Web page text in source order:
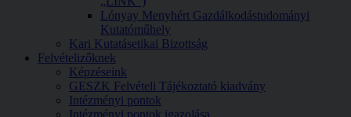
Lónyay Menyhért Gazdálkodástudományi
Kutatóműhely
Kari Kutatásetikai Bizottság
Felvételizőknek
Képzéseink
GESZK Felvételi Tájékoztató kiadvány
Intézményi pontok
Intézményi pontok igazolása